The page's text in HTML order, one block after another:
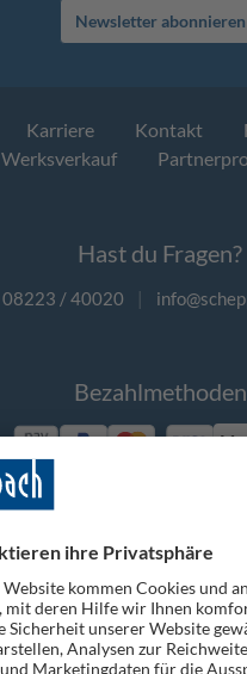
Newsletter abonnieren
Karriere Kontakt
Werksverkauf
Hast du Fragen?
08223 / 40020 |
Bezahlmethoden
Folge uns auf Social